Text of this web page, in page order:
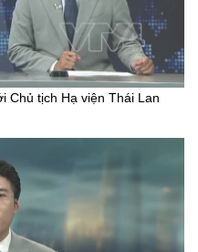
Chủ tịch Hạ viện Thái Lan